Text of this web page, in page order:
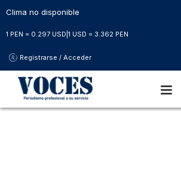
Clima no disponible
1 PEN = 0.297 USD 1 USD = 3.362 PEN
Registrarse / Acceder